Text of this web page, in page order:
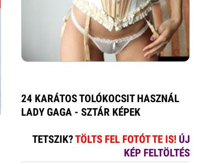
24 KARÁTOS TOLÓKOCSIT HASZNÁL
LADY GAGA - SZTÁR KÉPEK
TETSZIK?TÖLTS FEL FOTÓT TE IS! ÚJ
KÉP FELTÖLTÉS